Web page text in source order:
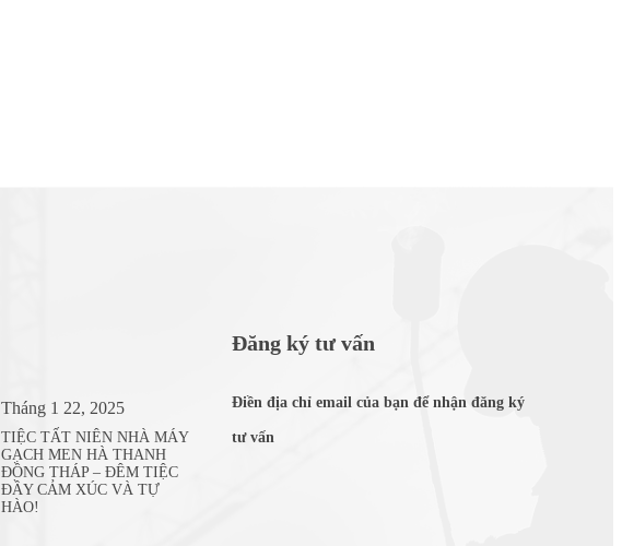
Tháng 1 22, 2025
TIỆC TẤT NIÊN NHÀ MÁY
GẠCH MEN HÀ THANH
ĐỒNG THÁP – ĐÊM TIỆC
ĐẦY CẢM XÚC VÀ TỰ
HÀO!
Đăng ký tư vấn
Điền địa chỉ email của bạn để nhận đăng ký
tư vấn